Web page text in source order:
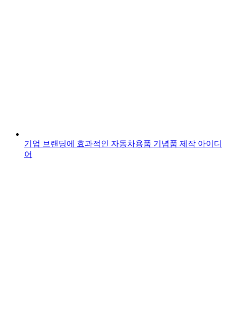
기업 브랜딩에 효과적인 자동차용품 기념품 제작 아이디
어